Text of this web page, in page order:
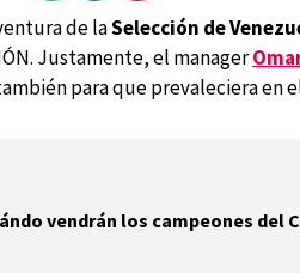
de laSelección de
Justamente, el manager
para que prevaleciera en
vendrán los campeones del